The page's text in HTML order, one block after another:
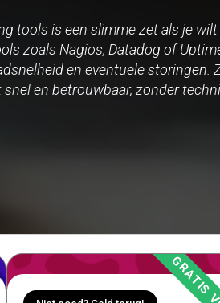
tools is een slimme zet als je
zoals Nagios, Datadog of
en eventuele storingen.
en betrouwbaar, zonder